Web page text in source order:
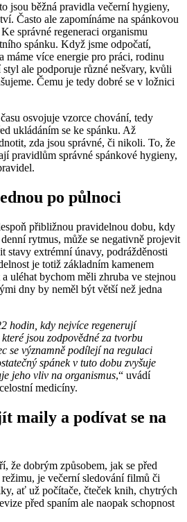
jsou běžná pravidla večerní hygieny,
Často ale zapomínáme na spánkovou
správné regeneraci organismu
spánku. Když jsme odpočatí,
máme více energie pro práci, rodinu
ale podporuje různé nešvary, kvůli
Čemu je tedy dobré se v ložnici
osvojuje vzorce chování, tedy
ukládáním se ke spánku. Až
zda jsou správné, či nikoli. To, že
pravidlům správné spánkové hygieny,
po půlnoci
přibližnou pravidelnou dobu, kdy
rytmus, může se negativně projevit
stavy extrémní únavy, podrážděnosti
je totiž základním kamenem
uléhat bychom měli zhruba ve stejnou
dny by neměl být větší než jedna
hodin, kdy nejvíce regenerují
jsou zodpovědné za tvorbu
se významně podílejí na regulaci
spánek v tuto dobu zvyšuje
jeho vliv na organismus,“ uvádí
medicíny.
maily a podívat se na
že dobrým způsobem, jak se před
je večerní sledování filmů či
ať už počítače, čteček knih, chytrých
před spaním ale naopak schopnost